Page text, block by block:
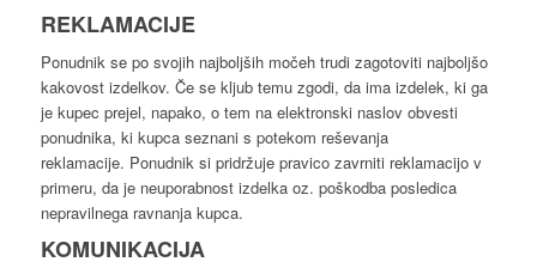
REKLAMACIJE
Ponudnik se po svojih najboljših močeh trudi zagotoviti najboljšo
kakovost izdelkov. Če se kljub temu zgodi, da ima izdelek, ki ga
je kupec prejel, napako, o tem na elektronski naslov obvesti
ponudnika, ki kupca seznani s potekom reševanja
reklamacije. Ponudnik si pridržuje pravico zavrniti reklamacijo v
primeru, da je neuporabnost izdelka oz. poškodba posledica
nepravilnega ravnanja kupca.
KOMUNIKACIJA